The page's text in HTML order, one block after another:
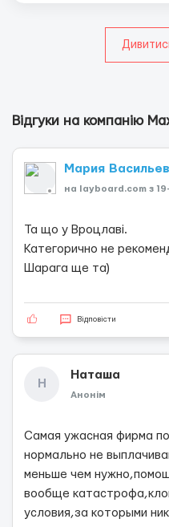
Відгуки на компанію
Мария
на layboard.com з
Та що у Вроцлаві.
Категорично не
Шарага ще та)
Відповісти
Н
Наташа
Анонім
Самая ужасная фирма
нормально не
меньше чем
вообще
условия,за которыми